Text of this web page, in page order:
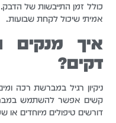
כולל זמן התייבשות של
אמיתי שיכול לקחת שבועות.
איך מנקים
דקים?
ניקיון רגיל במברשת רכה
קשים אפשר להשתמש
דורשים טיפולים מיוחדים או